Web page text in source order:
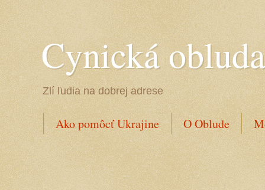
Cynická obluda
Zlí ľudia na dobrej adrese
Ako pomôcť Ukrajine O Oblude